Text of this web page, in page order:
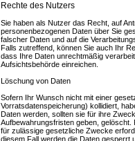
Rechte des Nutzers
Sie haben als Nutzer das Recht, auf
personenbezogenen Daten über Sie
falscher Daten und auf die
Falls zutreffend, können Sie auch Ihr
dass Ihre Daten unrechtmäßig
Aufsichtsbehörde einreichen.
Löschung von Daten
Sofern Ihr Wunsch nicht mit einer
Vorratsdatenspeicherung) kollidiert,
Daten werden, sollten sie für ihre
Aufbewahrungsfristen geben,
für zulässige gesetzliche Zwecke
diesem Fall werden die Daten gesperrt